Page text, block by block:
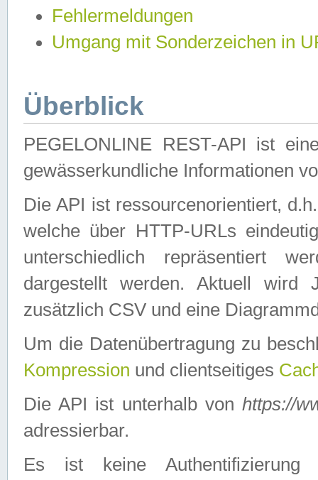
Fehlermeldungen
Umgang mit Sonderzeichen in
Überblick
PEGELONLINE REST-API ist
gewässerkundliche Informationen
Die API ist ressourcenorientiert,
welche über HTTP-URLs
unterschiedlich repräsentiert
dargestellt werden. Aktuell wird
zusätzlich CSV und eine
Um die Datenübertragung zu
Kompression und clientseitiges
Die API ist unterhalb von https://
adressierbar.
Es ist keine